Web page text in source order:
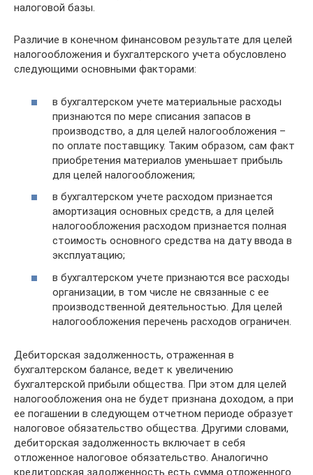
налоговой базы.
Различие в конечном финансовом результате для целей
налогообложения и бухгалтерского учета обусловлено
следующими основными факторами:
в бухгалтерском учете материальные расходы
признаются по мере списания запасов в
производство, а для целей налогообложения –
по оплате поставщику. Таким образом, сам факт
приобретения материалов уменьшает прибыль
для целей налогообложения;
в бухгалтерском учете расходом признается
амортизация основных средств, а для целей
налогообложения расходом признается полная
стоимость основного средства на дату ввода в
эксплуатацию;
в бухгалтерском учете признаются все расходы
организации, в том числе не связанные с ее
производственной деятельностью. Для целей
налогообложения перечень расходов ограничен.
Дебиторская задолженность, отраженная в
бухгалтерском балансе, ведет к увеличению
бухгалтерской прибыли общества. При этом для целей
налогообложения она не будет признана доходом, а при
ее погашении в следующем отчетном периоде образует
налоговое обязательство общества. Другими словами,
дебиторская задолженность включает в себя
отложенное налоговое обязательство. Аналогично
кредиторская задолженность есть сумма отложенного